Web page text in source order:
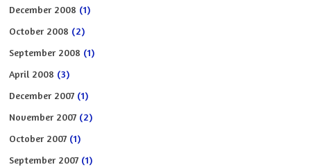
December 2008 (1)
October 2008 (2)
September 2008 (1)
April 2008 (3)
December 2007 (1)
November 2007 (2)
October 2007 (1)
September 2007 (1)